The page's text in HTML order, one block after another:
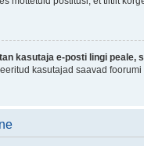
kasutaja e-posti lingi peale,
kasutajad saavad